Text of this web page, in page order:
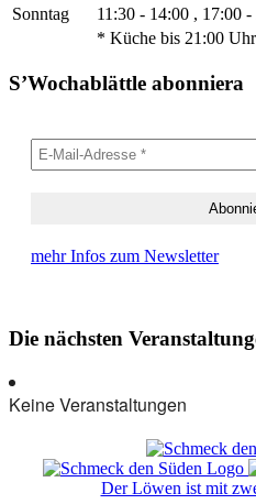
Sonntag
11:30 - 14:00 , 17:00
* Küche bis 21:00 Uhr
S’Wochablättle abonniera
mehr Infos zum Newsletter
Die nächsten
Keine Veranstaltungen
Der Löwen ist mit